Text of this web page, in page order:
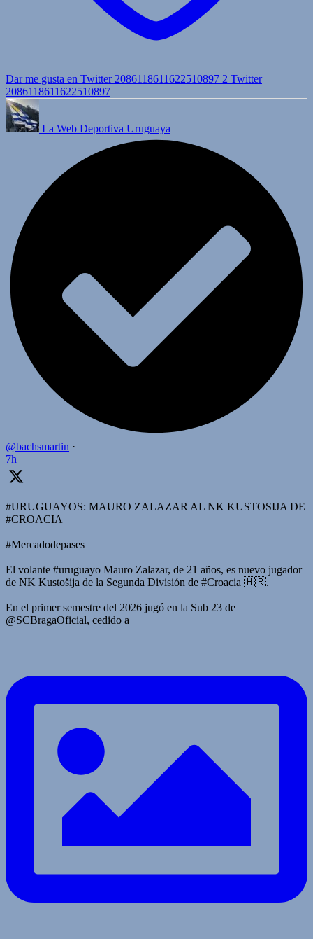
Dar me gusta en Twitter 2086118611622510897 2 Twitter
2086118611622510897
La Web Deportiva Uruguaya
@bachsmartin ·
7h
#URUGUAYOS: MAURO ZALAZAR AL NK KUSTOSIJA DE
#CROACIA
#Mercadodepases
El volante #uruguayo Mauro Zalazar, de 21 años, es nuevo jugador
de NK Kustošija de la Segunda División de #Croacia 🇭🇷.
En el primer semestre del 2026 jugó en la Sub 23 de
@SCBragaOficial, cedido a